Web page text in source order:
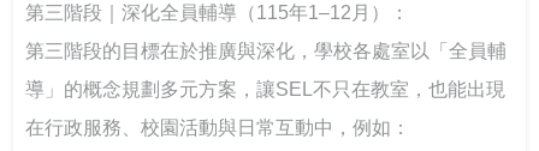
第三階段｜深化全員輔導（115年1–12月）：
第三階段的目標在於推廣與深化，學校各處室以「全員輔
導」的概念規劃多元方案，讓SEL不只在教室，也能出現
在行政服務、校園活動與日常互動中，例如：